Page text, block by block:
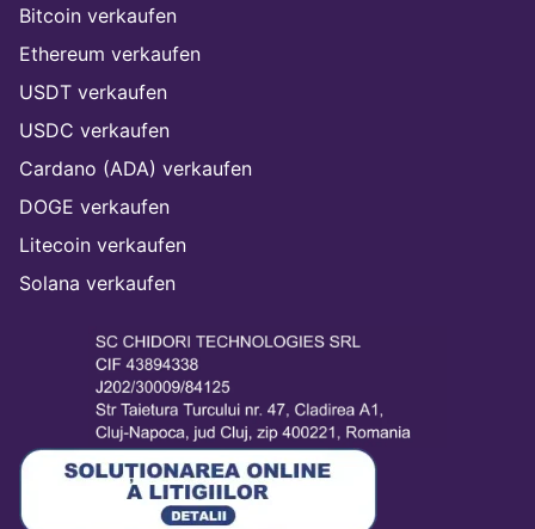
Bitcoin verkaufen
Ethereum verkaufen
USDT verkaufen
USDC verkaufen
Cardano (ADA) verkaufen
DOGE verkaufen
Litecoin verkaufen
Solana verkaufen